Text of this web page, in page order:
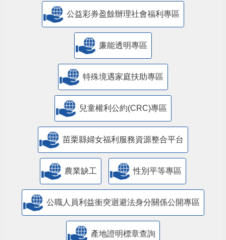
公益彩券盈餘辦理社會福利專區
廉能透明專區
特殊境遇家庭扶助專區
兒童權利公約(CRC)專區
苗栗縣婦女福利服務資源整合平台
農業缺工 性別平等專區
公職人員利益衝突迴避法身分關係公開專區
產地證明標章查詢